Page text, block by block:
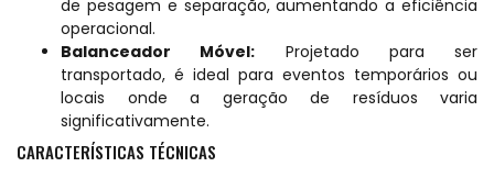
de pesagem e separação, aumentando a eficiência
operacional.
Balanceador Móvel: Projetado para ser
transportado, é ideal para eventos temporários ou
locais onde a geração de resíduos varia
significativamente.
CARACTERÍSTICAS TÉCNICAS